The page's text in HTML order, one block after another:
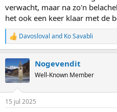
verwacht, maar na zo'n
het ook een keer klaar met de
R
e
c
t
i
s
Davosloval and Ko Savabli
Nogevendit
Well-Known Member
15 jul 2025